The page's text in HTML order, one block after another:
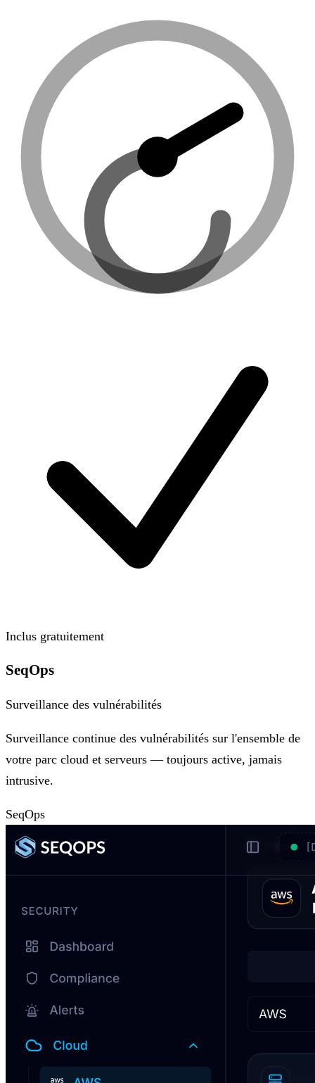
Inclus gratuitement
SeqOps
Surveillance des vulnérabilités
Surveillance continue des vulnérabilités sur l'ensemble de
votre parc cloud et serveurs — toujours active, jamais
intrusive.
SeqOps